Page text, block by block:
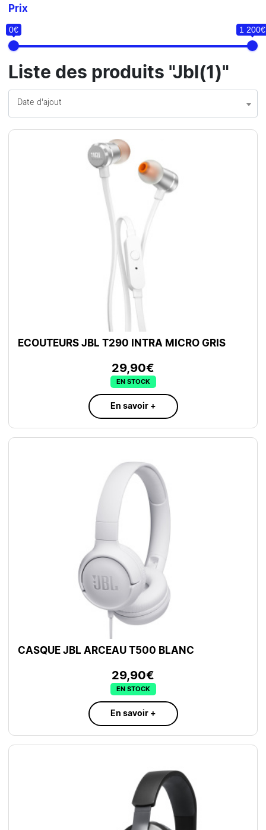
Prix
0€ 1 200€
Liste des produits "Jbl(1)"
Date d'ajout
ECOUTEURS JBL T290 INTRA MICRO GRIS
29,90€
EN STOCK
En savoir +
CASQUE JBL ARCEAU T500 BLANC
29,90€
EN STOCK
En savoir +